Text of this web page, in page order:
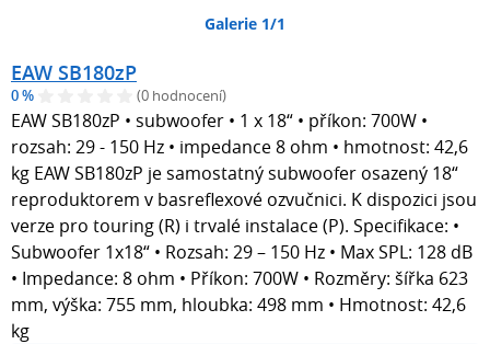
Galerie 1/1
EAW SB180zP
0 % (0 hodnocení)
EAW SB180zP • subwoofer • 1 x 18“ • příkon: 700W •
rozsah: 29 - 150 Hz • impedance 8 ohm • hmotnost: 42,6
kg EAW SB180zP je samostatný subwoofer osazený 18“
reproduktorem v basreflexové ozvučnici. K dispozici jsou
verze pro touring (R) i trvalé instalace (P). Specifikace: •
Subwoofer 1x18“ • Rozsah: 29 – 150 Hz • Max SPL: 128 dB
• Impedance: 8 ohm • Příkon: 700W • Rozměry: šířka 623
mm, výška: 755 mm, hloubka: 498 mm • Hmotnost: 42,6
kg